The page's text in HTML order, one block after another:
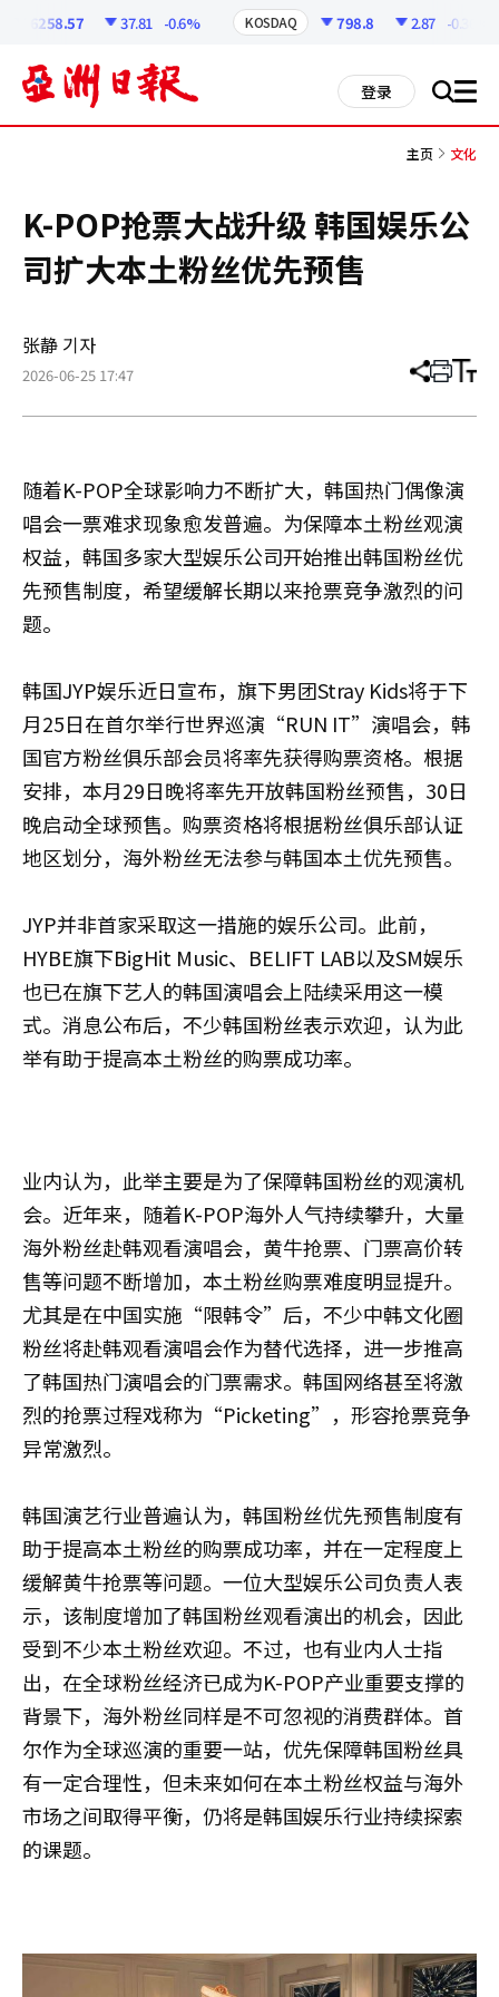
6258.57 37.81 -0.6% KOSDAQ 798.8 2.87 -0.36%
登录 搜 all
主页 文化
K-POP抢票大战升级 韩国娱乐公
司扩大本土粉丝优先预售
张静 기자
2026-06-25 17:47 分
章
打 调
小
随着K-POP全球影响力不断扩大，韩国热门偶像演
唱会一票难求现象愈发普遍。为保障本土粉丝观演
权益，韩国多家大型娱乐公司开始推出韩国粉丝优
先预售制度，希望缓解长期以来抢票竞争激烈的问
题。
韩国JYP娱乐近日宣布，旗下男团Stray Kids将于下
月25日在首尔举行世界巡演“RUN IT”演唱会，韩
国官方粉丝俱乐部会员将率先获得购票资格。根据
安排，本月29日晚将率先开放韩国粉丝预售，30日
晚启动全球预售。购票资格将根据粉丝俱乐部认证
地区划分，海外粉丝无法参与韩国本土优先预售。
JYP并非首家采取这一措施的娱乐公司。此前，
HYBE旗下BigHit Music、BELIFT LAB以及SM娱乐
也已在旗下艺人的韩国演唱会上陆续采用这一模
式。消息公布后，不少韩国粉丝表示欢迎，认为此
举有助于提高本土粉丝的购票成功率。
业内认为，此举主要是为了保障韩国粉丝的观演机
会。近年来，随着K-POP海外人气持续攀升，大量
海外粉丝赴韩观看演唱会，黄牛抢票、门票高价转
售等问题不断增加，本土粉丝购票难度明显提升。
尤其是在中国实施“限韩令”后，不少中韩文化圈
粉丝将赴韩观看演唱会作为替代选择，进一步推高
了韩国热门演唱会的门票需求。韩国网络甚至将激
烈的抢票过程戏称为“Picketing”，形容抢票竞争
异常激烈。
韩国演艺行业普遍认为，韩国粉丝优先预售制度有
助于提高本土粉丝的购票成功率，并在一定程度上
缓解黄牛抢票等问题。一位大型娱乐公司负责人表
示，该制度增加了韩国粉丝观看演出的机会，因此
受到不少本土粉丝欢迎。不过，也有业内人士指
出，在全球粉丝经济已成为K-POP产业重要支撑的
背景下，海外粉丝同样是不可忽视的消费群体。首
尔作为全球巡演的重要一站，优先保障韩国粉丝具
有一定合理性，但未来如何在本土粉丝权益与海外
市场之间取得平衡，仍将是韩国娱乐行业持续探索
的课题。